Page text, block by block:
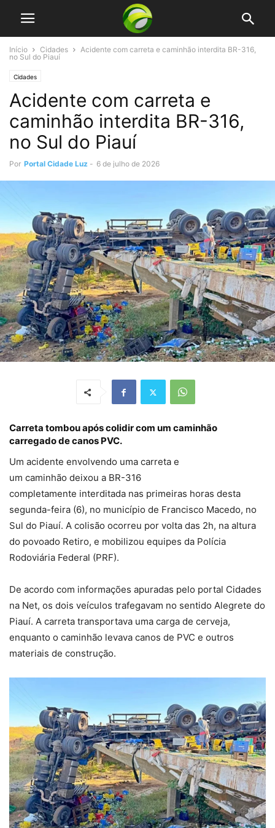
Início Cidades
Acidente com carreta e caminhão interdita BR-316,
no Sul do Piauí
Cidades
Acidente com carreta e
caminhão interdita BR-316,
no Sul do Piauí
Por Portal Cidade Luz - 6 de julho de 2026
Carreta tombou após colidir com um caminhão
carregado de canos PVC.
Um acidente envolvendo uma carreta e
um caminhão deixou a BR-316
completamente interditada nas primeiras horas desta
segunda-feira (6), no município de Francisco Macedo, no
Sul do Piauí. A colisão ocorreu por volta das 2h, na altura
do povoado Retiro, e mobilizou equipes da Polícia
Rodoviária Federal (PRF).
De acordo com informações apuradas pelo portal Cidades
na Net, os dois veículos trafegavam no sentido Alegrete do
Piauí. A carreta transportava uma carga de cerveja,
enquanto o caminhão levava canos de PVC e outros
materiais de construção.